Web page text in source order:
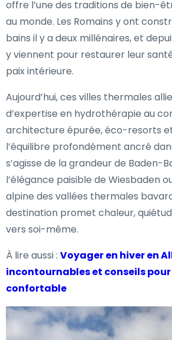
offre l’une des traditions de bien-
au monde. Les Romains y ont
bains il y a deux millénaires, et
y viennent pour restaurer leur
paix intérieure.
Aujourd’hui, ces villes thermales
d’expertise en hydrothérapie au
architecture épurée, éco-resorts
l’équilibre profondément ancré
s’agisse de la grandeur de Baden-
l’élégance paisible de Wiesbaden
alpine des vallées thermales
destination promet chaleur,
vers soi-même.
À lire aussi : Voyager en hiver en
incontournables et conseils
confortable